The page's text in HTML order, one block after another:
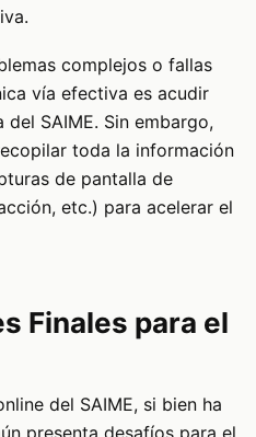
complejos o fallas
vía efectiva es acudir
SAIME. Sin embargo,
toda la información
de pantalla de
etc.) para acelerar el
Finales para el
del SAIME, si bien ha